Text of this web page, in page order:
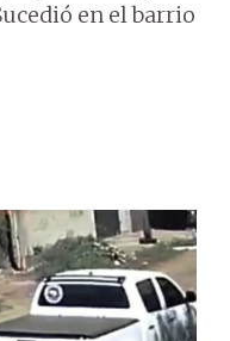
en el barrio